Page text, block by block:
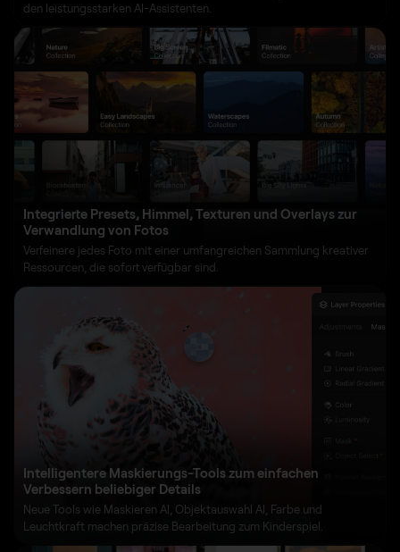
den leistungsstarken AI-Assistenten.
Integrierte Presets, Himmel, Texturen und Overlays zur
Verwandlung von Fotos
Verfeinere jedes Foto mit einer umfangreichen Sammlung kreativer
Ressourcen, die sofort verfügbar sind.
Intelligentere Maskierungs-Tools zum einfachen
Verbessern beliebiger Details
Neue Tools wie Maskieren AI, Objektauswahl AI, Farbe und
Leuchtkraft machen präzise Bearbeitung zum Kinderspiel.